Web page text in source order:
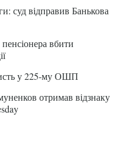
суд відправив Банькова
вбити
у 225-му ОШП
отримав відзнаку